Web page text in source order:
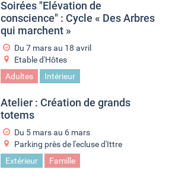
Soirées "Elévation de
conscience" : Cycle « Des Arbres
qui marchent »
Du 7 mars au 18 avril
Etable d'Hôtes
Adultes
Intérieur
Atelier : Création de grands
totems
Du 5 mars au 6 mars
Parking près de l'ecluse d'Ittre
Extérieur
Famille